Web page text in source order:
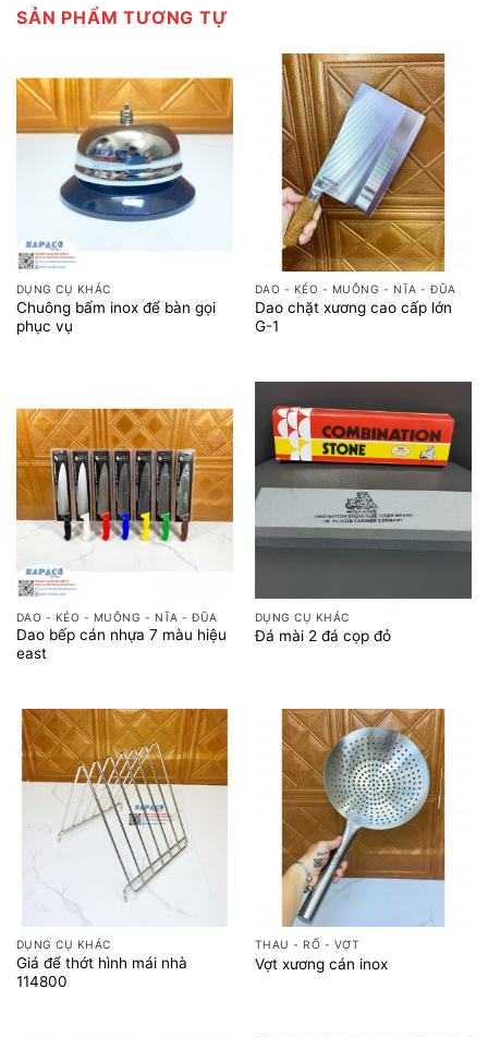
SẢN PHẨM TƯƠNG TỰ
DỤNG CỤ KHÁC
Chuông bấm inox để bàn gọi
phục vụ
DAO - KÉO - MUỖNG - NĨA - ĐŨA
Dao chặt xương cao cấp lớn
G-1
DAO - KÉO - MUỖNG - NĨA - ĐŨA
Dao bếp cán nhựa 7 màu hiệu
east
DỤNG CỤ KHÁC
Đá mài 2 đá cọp đỏ
DỤNG CỤ KHÁC
Giá để thớt hình mái nhà
114800
THAU - RỔ - VỢT
Vợt xương cán inox